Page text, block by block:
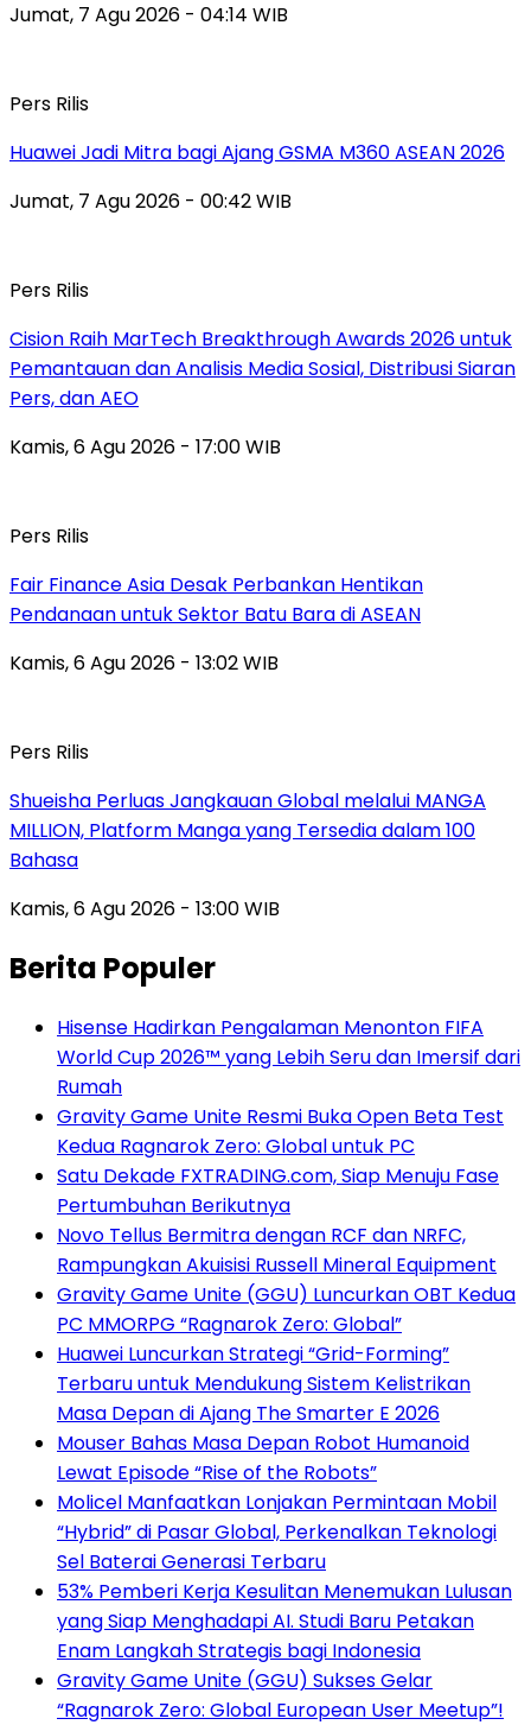
Jumat, 7 Agu 2026 - 04:14 WIB
Pers Rilis
Huawei Jadi Mitra bagi Ajang GSMA M360 ASEAN 2026
Jumat, 7 Agu 2026 - 00:42 WIB
Pers Rilis
Cision Raih MarTech Breakthrough Awards 2026 untuk
Pemantauan dan Analisis Media Sosial, Distribusi Siaran
Pers, dan AEO
Kamis, 6 Agu 2026 - 17:00 WIB
Pers Rilis
Fair Finance Asia Desak Perbankan Hentikan
Pendanaan untuk Sektor Batu Bara di ASEAN
Kamis, 6 Agu 2026 - 13:02 WIB
Pers Rilis
Shueisha Perluas Jangkauan Global melalui MANGA
MILLION, Platform Manga yang Tersedia dalam 100
Bahasa
Kamis, 6 Agu 2026 - 13:00 WIB
Berita Populer
Hisense Hadirkan Pengalaman Menonton FIFA
World Cup 2026™ yang Lebih Seru dan Imersif dari
Rumah
Gravity Game Unite Resmi Buka Open Beta Test
Kedua Ragnarok Zero: Global untuk PC
Satu Dekade FXTRADING.com, Siap Menuju Fase
Pertumbuhan Berikutnya
Novo Tellus Bermitra dengan RCF dan NRFC,
Rampungkan Akuisisi Russell Mineral Equipment
Gravity Game Unite (GGU) Luncurkan OBT Kedua
PC MMORPG “Ragnarok Zero: Global”
Huawei Luncurkan Strategi “Grid-Forming”
Terbaru untuk Mendukung Sistem Kelistrikan
Masa Depan di Ajang The Smarter E 2026
Mouser Bahas Masa Depan Robot Humanoid
Lewat Episode “Rise of the Robots”
Molicel Manfaatkan Lonjakan Permintaan Mobil
“Hybrid” di Pasar Global, Perkenalkan Teknologi
Sel Baterai Generasi Terbaru
53% Pemberi Kerja Kesulitan Menemukan Lulusan
yang Siap Menghadapi AI. Studi Baru Petakan
Enam Langkah Strategis bagi Indonesia
Gravity Game Unite (GGU) Sukses Gelar
“Ragnarok Zero: Global European User Meetup”!